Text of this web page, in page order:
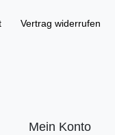
Vertrag widerrufen
Mein Konto